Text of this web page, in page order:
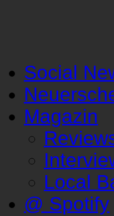
Social
Magazin
Local
@ Spotify